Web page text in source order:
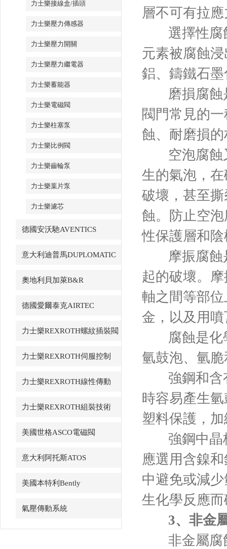
力士樂接線盒/插頭
力士樂壓力傳感器
力士樂壓力開關
力士樂壓力繼電器
力士樂蓄能器
力士樂電磁閥
力士樂柱塞泵
力士樂比例閥
力士樂齒輪泵
力士樂葉片泵
力士樂濾芯
德國安沃馳AVENTICS
意大利迪普馬DUPLOMATIC
奧地利貝加萊B&R
德國愛爾泰克AIRTEC
力士樂REXROTH螺紋插裝閥
力士樂REXROTH伺服控制
力士樂REXROTH線性傳動
力士樂REXROTH組裝技術
美國世格ASCO電磁閥
意大利阿托斯ATOS
美國本特利Bently
氣壓傳動系統
層不可有拉
選擇性
元素被腐蝕
鋁、鑄鐵石
磨損腐
閥門常見的
蝕、耐磨損
空泡腐
生的氣泡，
破壞，甚至
蝕。防止空
性保護層和
摩振腐
起的破壞。
軸之間等部
金，以及用
腐蝕是
氫鼓泡、氫
強鋼和含
時容易產生
塑料保護，
強鋼中晶
應選用含鎳
中避免或減
生化學反應
3、非金
非金屬腐